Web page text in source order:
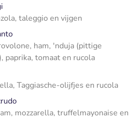
taleggio en vijgen
ham, 'nduja (pittige
paprika, tomaat en rucola
Taggiasche-olijfjes en rucola
mozzarella, truffelmayonaise en